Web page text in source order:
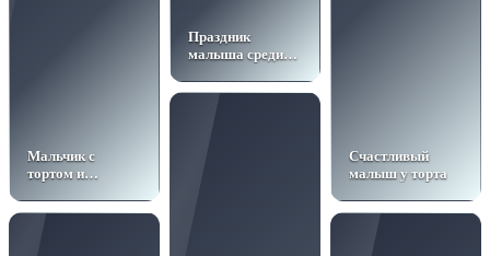
Счастливый
малыш у торта
Мальчик с
тортом и
Праздник
малыша среди